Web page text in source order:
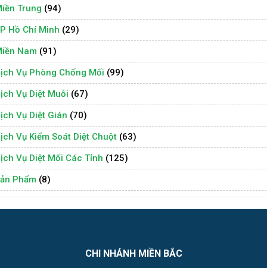
Trung (94)
Hồ Chí Minh (29)
Nam (91)
Vụ Phòng Chống Mối (99)
Vụ Diệt Muỗi (67)
Vụ Diệt Gián (70)
Vụ Kiểm Soát Diệt Chuột (63)
Vụ Diệt Mối Các Tỉnh (125)
Phẩm (8)
CHI NHÁNH MIỀN BẮC